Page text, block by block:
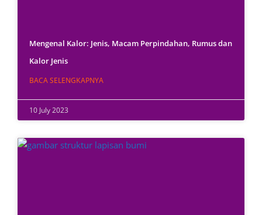
Mengenal Kalor: Jenis, Macam Perpindahan, Rumus dan
Kalor Jenis
BACA SELENGKAPNYA
10 July 2023